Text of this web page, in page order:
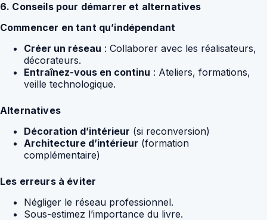
6. Conseils pour démarrer et alternatives
Commencer en tant qu’indépendant
Créer un réseau : Collaborer avec les réalisateurs,
décorateurs.
Entraînez-vous en continu : Ateliers, formations,
veille technologique.
Alternatives
Décoration d’intérieur (si reconversion)
Architecture d’intérieur (formation
complémentaire)
Les erreurs à éviter
Négliger le réseau professionnel.
Sous-estimez l’importance du livre.